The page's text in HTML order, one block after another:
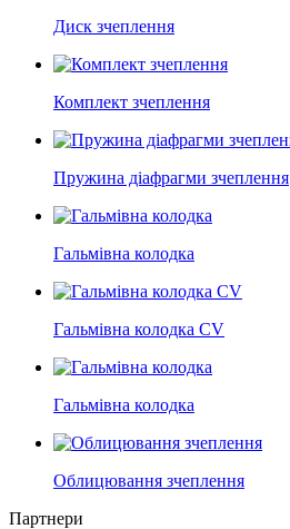
Диск зчеплення
Комплект зчеплення
Пружина діафрагми зчеплення
Гальмівна колодка
Гальмівна колодка CV
Гальмівна колодка
Облицювання зчеплення
Партнери